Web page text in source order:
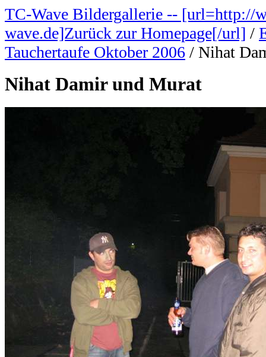
TC-Wave Bildergallerie -- [url=http://
wave.de]Zurück zur Homepage[/url] /
Tauchertaufe Oktober 2006 / Nihat
Nihat Damir und Murat